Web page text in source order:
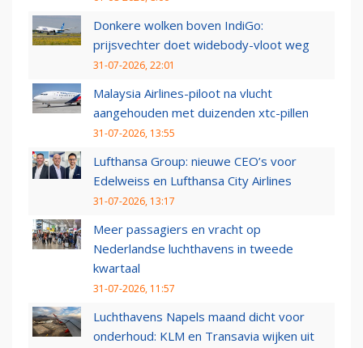
Donkere wolken boven IndiGo:
prijsvechter doet widebody-vloot weg
31-07-2026, 22:01
Malaysia Airlines-piloot na vlucht
aangehouden met duizenden xtc-pillen
31-07-2026, 13:55
Lufthansa Group: nieuwe CEO’s voor
Edelweiss en Lufthansa City Airlines
31-07-2026, 13:17
Meer passagiers en vracht op
Nederlandse luchthavens in tweede
kwartaal
31-07-2026, 11:57
Luchthavens Napels maand dicht voor
onderhoud: KLM en Transavia wijken uit